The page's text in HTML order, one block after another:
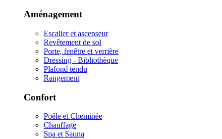
Aménagement
Escalier et ascenseur
Revêtement de sol
Porte, fenêtre et verrière
Dressing - Bibliothèque
Plafond tendu
Rangement
Confort
Poêle et Cheminée
Chauffage
Spa et Sauna